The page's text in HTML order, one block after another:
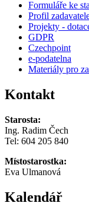
Formuláře ke
Profil
Projekty -
GDPR
Czechpoint
e-podatelna
Materiály pro
Kontakt
Starosta:
Ing. Radim Čech
Tel: 604 205 840
Místostarostka:
Eva Ulmanová
Kalendář